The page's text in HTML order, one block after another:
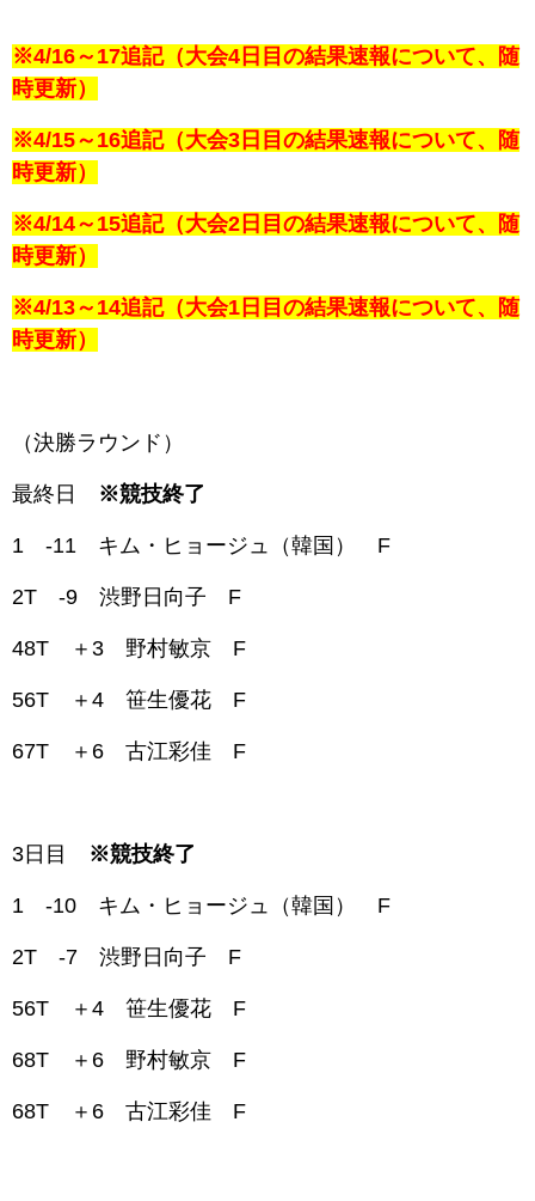
※4/16～17追記（大会4日目の結果速報について、随
時更新）
※4/15～16追記（大会3日目の結果速報について、随
時更新）
※4/14～15追記（大会2日目の結果速報について、随
時更新）
※4/13～14追記（大会1日目の結果速報について、随
時更新）
（決勝ラウンド）
最終日 ※競技終了
1 -11 キム・ヒョージュ（韓国） F
2T -9 渋野日向子 F
48T ＋3 野村敏京 F
56T ＋4 笹生優花 F
67T ＋6 古江彩佳 F
3日目 ※競技終了
1 -10 キム・ヒョージュ（韓国） F
2T -7 渋野日向子 F
56T ＋4 笹生優花 F
68T ＋6 野村敏京 F
68T ＋6 古江彩佳 F